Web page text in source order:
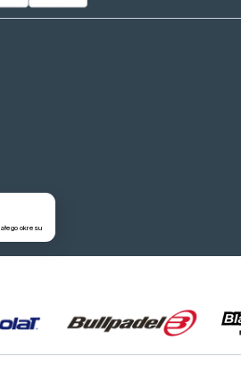
okresu